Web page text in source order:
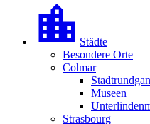
Städte
Besondere Orte
Colmar
Museen
Strasbourg